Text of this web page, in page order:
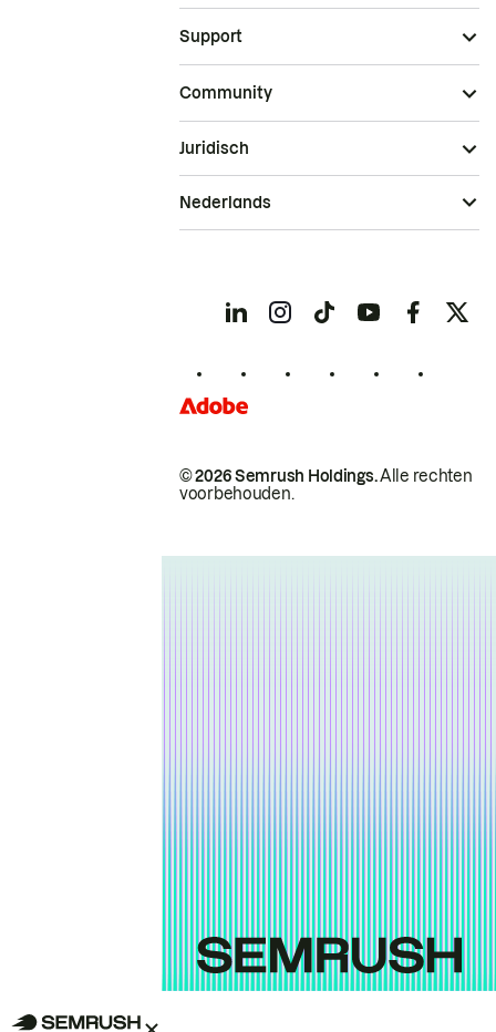
Support
Community
© 2026 Semrush Holdings.Alle rechten
voorbehouden.
Juridisch
Nederlands